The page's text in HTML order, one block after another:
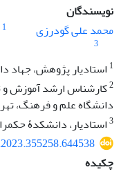
نویسندگان
محمد علی گودرزی
1
3
1 استادیار پژوهش، جهاد
2کارشناس ارشد آموزش و
دانشگاه علم و فرهنگ،
3استادیار، دانشکدۀ
چکیده